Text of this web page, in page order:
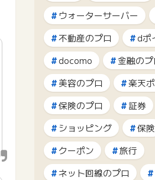
ウォーターサーバー
不動産のプロ
dポ
docomo
金融のプ
美容のプロ
楽天
保険のプロ
証券
ショッピング
保険
クーポン
旅行
ネット回線のプロ